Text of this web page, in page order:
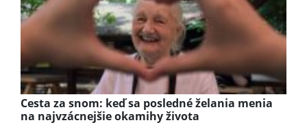
Cesta za snom: keď sa posledné želania menia
na najvzácnejšie okamihy života